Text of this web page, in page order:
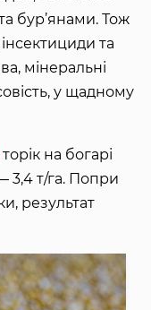
бур’янами. Тож
та
мінеральні
у щадному
торік на богарі
3,4 т/га. Попри
результат